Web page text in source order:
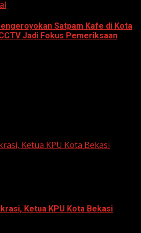
Satpam Kafe di Kota
Jadi Fokus Pemeriksaan
Ketua KPU Kota Bekasi
Ketua KPU Kota Bekasi